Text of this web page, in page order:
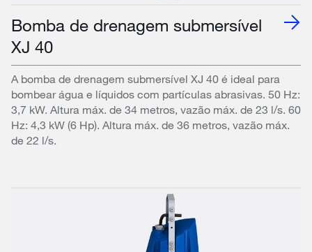
Bomba de drenagem submersível
XJ 40
A bomba de drenagem submersível XJ 40 é ideal para
bombear água e líquidos com partículas abrasivas. 50 Hz:
3,7 kW. Altura máx. de 34 metros, vazão máx. de 23 l/s. 60
Hz: 4,3 kW (6 Hp). Altura máx. de 36 metros, vazão máx.
de 22 l/s.